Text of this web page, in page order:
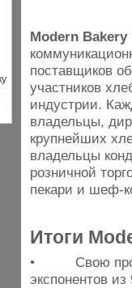
Modern
поставщиков
участников
индустрии.
владельцы,
крупнейших
владельцы
розничной
пекари и шеф-
Итоги
• Свою
экспонентов из